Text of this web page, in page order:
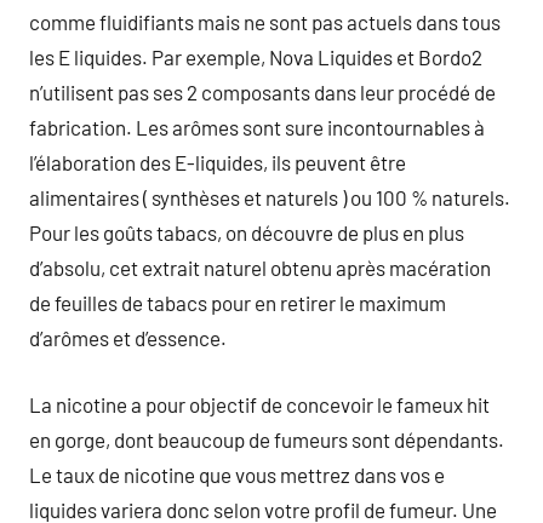
comme fluidifiants mais ne sont pas actuels dans tous
les E liquides. Par exemple, Nova Liquides et Bordo2
n’utilisent pas ses 2 composants dans leur procédé de
fabrication. Les arômes sont sure incontournables à
l’élaboration des E-liquides, ils peuvent être
alimentaires ( synthèses et naturels ) ou 100 % naturels.
Pour les goûts tabacs, on découvre de plus en plus
d’absolu, cet extrait naturel obtenu après macération
de feuilles de tabacs pour en retirer le maximum
d’arômes et d’essence.
La nicotine a pour objectif de concevoir le fameux hit
en gorge, dont beaucoup de fumeurs sont dépendants.
Le taux de nicotine que vous mettrez dans vos e
liquides variera donc selon votre profil de fumeur. Une